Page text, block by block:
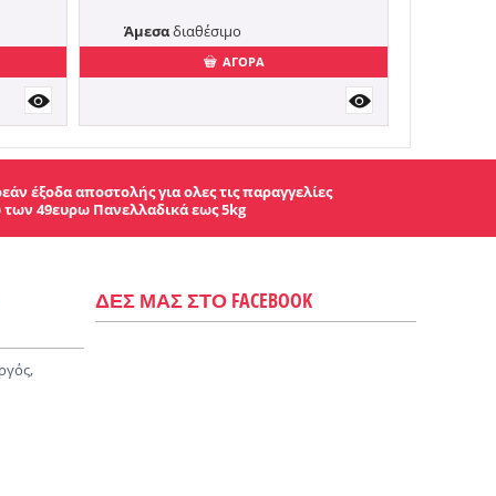
Άμεσαδιαθέσιμο
ΑΓΟΡΑ
έξοδα αποστολής για ολες τις παραγγελίες
49ευρω Πανελλαδικά εως 5kg
ΔΕΣ ΜΑΣ ΣΤΟ FACEBOOK